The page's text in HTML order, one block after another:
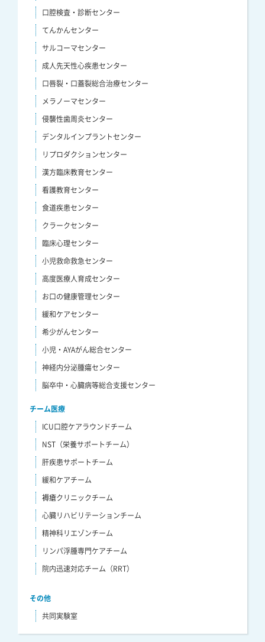
口腔検査・診断センター
てんかんセンター
サルコーマセンター
成人先天性心疾患センター
口唇裂・口蓋裂総合治療センター
メラノーマセンター
侵襲性歯周炎センター
デンタルインプラントセンター
リプロダクションセンター
漢方臨床教育センター
看護教育センター
食道疾患センター
クラークセンター
臨床心理センター
小児救命救急センター
高度医療人育成センター
お口の健康管理センター
緩和ケアセンター
希少がんセンター
小児・AYAがん総合センター
神経内分泌腫瘍センター
脳卒中・心臓病等総合支援センター
チーム医療
ICU口腔ケアラウンドチーム
NST（栄養サポートチーム）
肝疾患サポートチーム
緩和ケアチーム
褥瘡クリニックチーム
心臓リハビリテーションチーム
精神科リエゾンチーム
リンパ浮腫専門ケアチーム
院内迅速対応チーム（RRT）
その他
共同実験室